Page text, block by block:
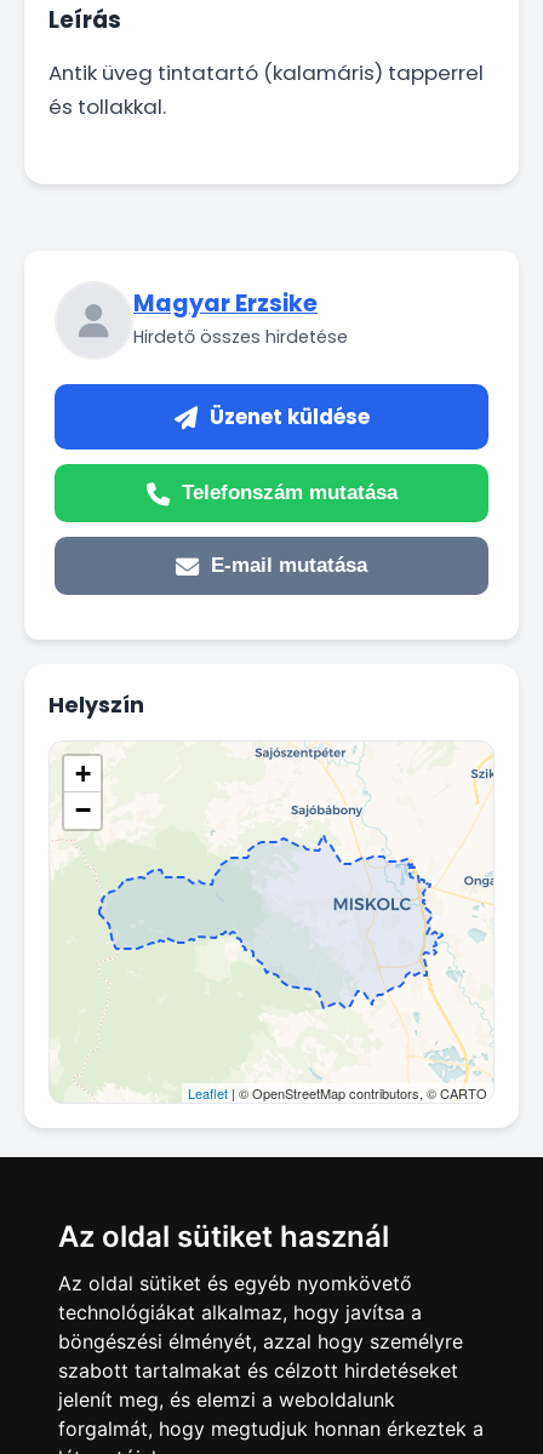
Az oldal sütiket használ
Az oldal sütiket és egyéb nyomkövető
technológiákat alkalmaz, hogy javítsa a
böngészési élményét, azzal hogy személyre
szabott tartalmakat és célzott hirdetéseket
jelenít meg, és elemzi a weboldalunk
forgalmát, hogy megtudjuk honnan érkeztek a
Leírás
Antik üveg tintatartó (kalamáris) tapperrel
és tollakkal.
Magyar Erzsike
Hirdető összes hirdetése
Üzenet küldése
Telefonszám mutatása
E-mail mutatása
Helyszín
+
−
Leaflet | © OpenStreetMap contributors, © CARTO